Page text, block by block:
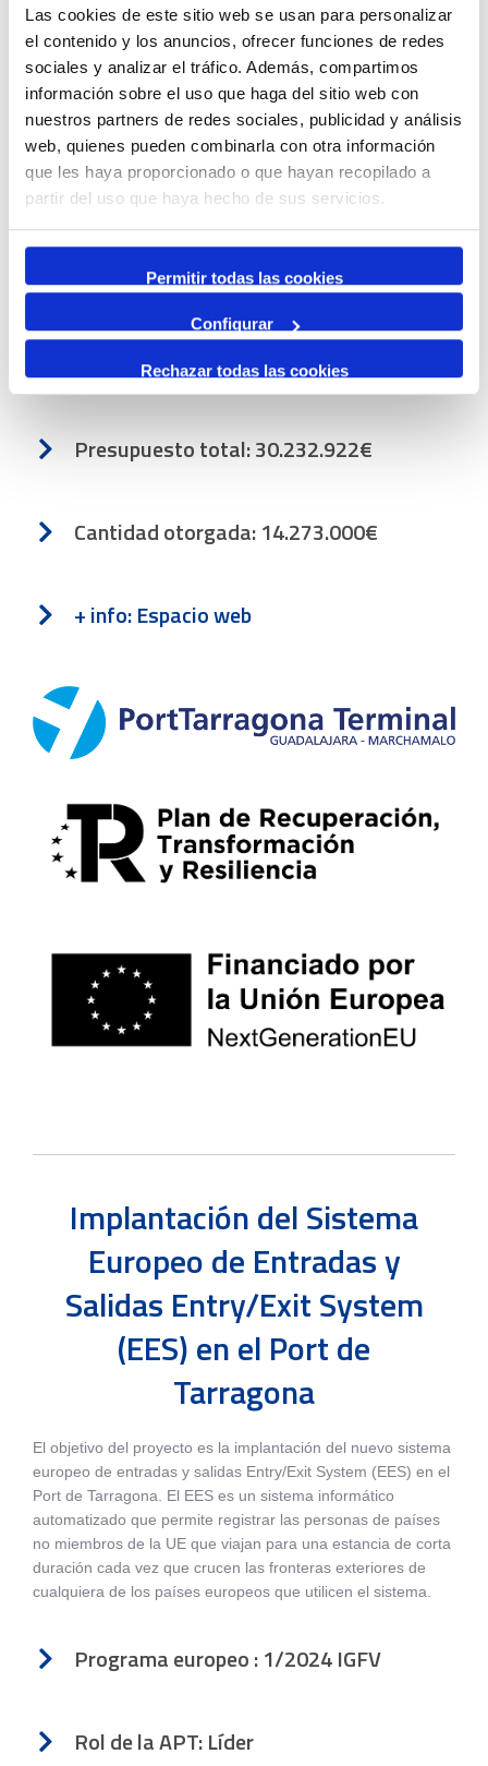
Las cookies de este sitio web se usan para personalizar
el contenido y los anuncios, ofrecer funciones de redes
sociales y analizar el tráfico. Además, compartimos
información sobre el uso que haga del sitio web con
nuestros partners de redes sociales, publicidad y análisis
web, quienes pueden combinarla con otra información
que les haya proporcionado o que hayan recopilado a
partir del uso que haya hecho de sus servicios.
Permitir todas las cookies
Configurar
Rechazar todas las cookies
con 8km de vía en ancho ibérico; 2 vías de recepción y
expedición para trenes de más de 750m y un pasante; 3 vías
de carga y descarga con 750 m de longitud; más de
100.000m2 de pavimento para carga y descarga,
apilamiento en altura y otras actividades; un edificio técnico
de 100m2 y un recinto cerrado de seguridad.
Programa europeo : MRR 2022
Rol de la APT: Líder
3 de septiembre 2023 - 1 de octubre
2025
Presupuesto total: 30.232.922€
Cantidad otorgada: 14.273.000€
+ info: Espacio web
Implantación del Sistema
Europeo de Entradas y
Salidas Entry/Exit System
(EES) en el Port de
Tarragona
El objetivo del proyecto es la implantación del nuevo sistema
europeo de entradas y salidas Entry/Exit System (EES) en el
Port de Tarragona. El EES es un sistema informático
automatizado que permite registrar las personas de países
no miembros de la UE que viajan para una estancia de corta
duración cada vez que crucen las fronteras exteriores de
cualquiera de los países europeos que utilicen el sistema.
Programa europeo : 1/2024 IGFV
Rol de la APT: Líder